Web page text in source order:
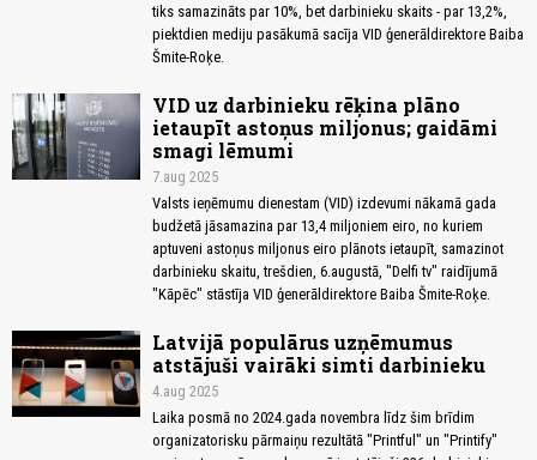
tiks samazināts par 10%, bet darbinieku skaits - par 13,2%,
piektdien mediju pasākumā sacīja VID ģenerāldirektore Baiba
Šmite-Roķe.
VID uz darbinieku rēķina plāno
ietaupīt astoņus miljonus; gaidāmi
smagi lēmumi
7.aug 2025
Valsts ieņēmumu dienestam (VID) izdevumi nākamā gada
budžetā jāsamazina par 13,4 miljoniem eiro, no kuriem
aptuveni astoņus miljonus eiro plānots ietaupīt, samazinot
darbinieku skaitu, trešdien, 6.augustā, "Delfi tv" raidījumā
"Kāpēc" stāstīja VID ģenerāldirektore Baiba Šmite-Roķe.
Latvijā populārus uzņēmumus
atstājuši vairāki simti darbinieku
4.aug 2025
Laika posmā no 2024.gada novembra līdz šim brīdim
organizatorisku pārmaiņu rezultātā "Printful" un "Printify"